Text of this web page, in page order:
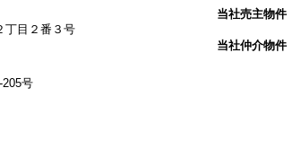
丁目２番３号
号
当社売主物件
当社仲介物件